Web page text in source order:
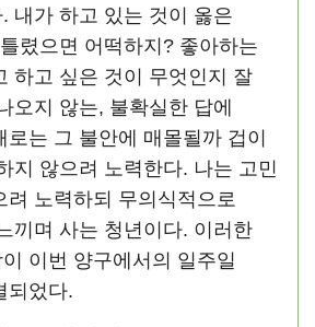
내가 하고 있는 것이 옳은
렸으면 어떡하지? 좋아하는
하고 싶은 것이 무엇인지 잘
오지 않는, 불확실한 답에
는 그 불안에 매몰될까 겁이
지 않으려 노력한다. 나는 고민
려 노력하되 무의식적으로
끼며 사는 청년이다. 이러한
이번 양구에서의 일주일
되었다.